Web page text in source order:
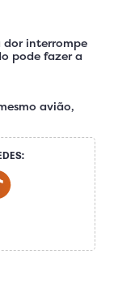
dor interrompe
pode fazer a
avião,
MediaMedia
Social Media
Tiktok Social
Social Media